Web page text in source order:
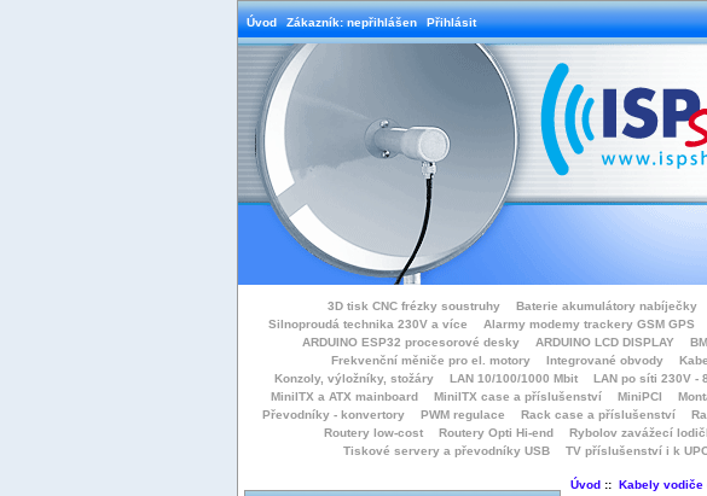
Úvod Zákazník: nepřihlášen Přihlásit
3D tisk CNC frézky soustruhy Baterie akumulátory nabíječky
Silnoproudá technika 230V a více
Alarmy modemy trackery GSM GPS
ARDUINO ESP32 procesorové desky
ARDUINO LCD DISPLAY
Frekvenční měniče pro el. motory
Integrované obvody
Konzoly, výložníky, stožáry
LAN 10/100/1000 Mbit LAN po síti 230V -
MiniITX a ATX mainboard
MiniITX case a příslušenství MiniPCI
Převodníky - konvertory
PWM regulace Rack case a příslušenství
Routery low-cost
Routery Opti Hi-end Rybolov zavážecí
Tiskové servery a převodníky USB
TV příslušenství i k
Úvod:: Kabely vodiče